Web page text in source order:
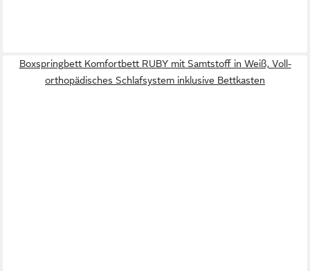
Boxspringbett Komfortbett RUBY mit Samtstoff in Weiß, Voll-
orthopädisches Schlafsystem inklusive Bettkasten